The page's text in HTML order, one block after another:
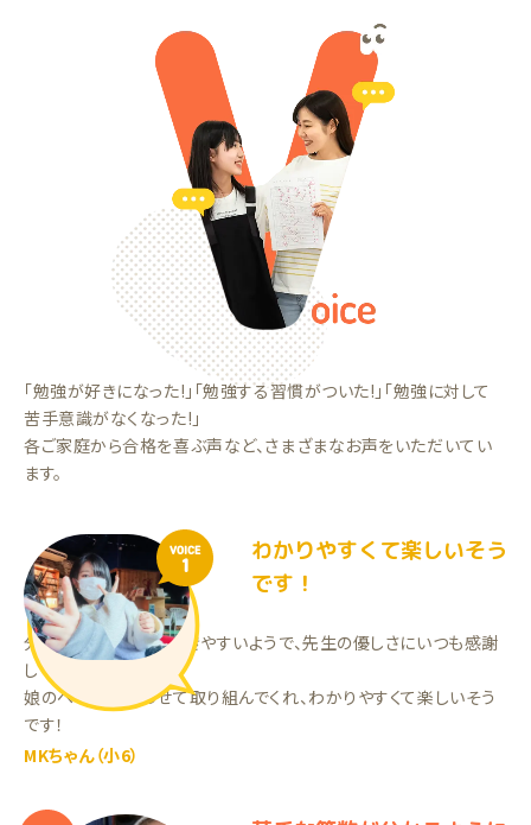
「勉強が好きになった!」「勉強する習慣がついた!」「勉強に対して
苦手意識がなくなった!」
各ご家庭から合格を喜ぶ声など、さまざまなお声をいただいてい
ます。
VOICE
1
わかりやすくて楽しいそう
です！
分かりにくい問題も聞きやすいようで、先生の優しさにいつも感謝
しています。
娘のペースに合わせて取り組んでくれ、わかりやすくて楽しいそう
です！
MKちゃん（小6）